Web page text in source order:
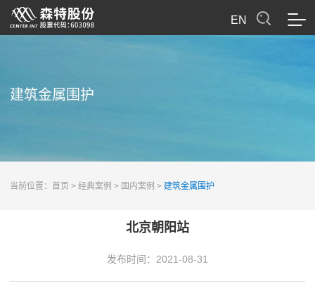
EN
建筑金属围护
当前位置： 首页 > 经典案例 > 国内案例 > 建筑金属围护
北京朝阳站
发布时间： 2021-08-31